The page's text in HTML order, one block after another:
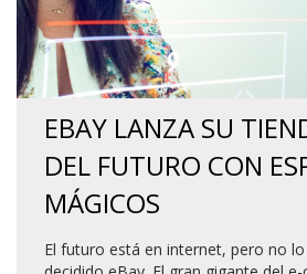
EBAY LANZA SU
DEL FUTURO CON
MÁGICOS
El futuro está en internet, pero no